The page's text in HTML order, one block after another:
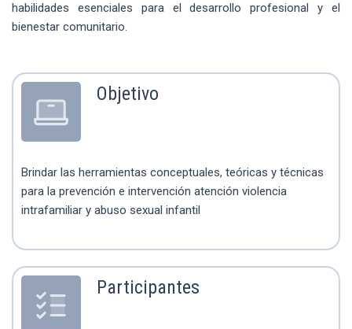
habilidades esenciales para el desarrollo profesional y el
bienestar comunitario.
Objetivo
Brindar las herramientas conceptuales, teóricas y técnicas
para la prevención e intervención atención violencia
intrafamiliar y abuso sexual infantil
Participantes